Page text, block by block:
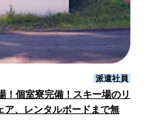
派遣社員
個室寮完備！スキー場のリ
ア、レンタルボードまで無